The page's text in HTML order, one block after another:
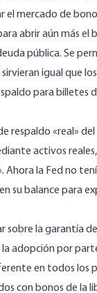
el mercado de
abrir aún más el
pública. Se
igual que
para billetes
respaldo «real»
activos
Ahora la Fed no
su balance para
sobre la garantía
adopción por
en todos los
con bonos de la